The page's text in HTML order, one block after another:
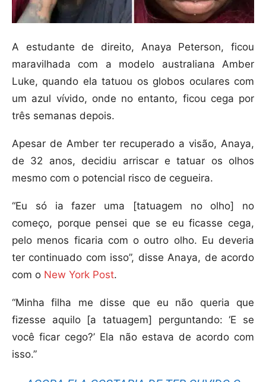
A estudante de direito, Anaya Peterson, ficou
maravilhada com a modelo australiana Amber
Luke, quando ela tatuou os globos oculares com
um azul vívido, onde no entanto, ficou cega por
três semanas depois.
Apesar de Amber ter recuperado a visão, Anaya,
de 32 anos, decidiu arriscar e tatuar os olhos
mesmo com o potencial risco de cegueira.
“Eu só ia fazer uma [tatuagem no olho] no
começo, porque pensei que se eu ficasse cega,
pelo menos ficaria com o outro olho. Eu deveria
ter continuado com isso”, disse Anaya, de acordo
com o New York Post.
“Minha filha me disse que eu não queria que
fizesse aquilo [a tatuagem] perguntando: ‘E se
você ficar cego?’ Ela não estava de acordo com
isso.”